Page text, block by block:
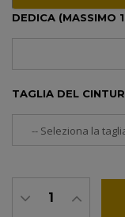
DEDICA (MASSIMO
TAGLIA DEL